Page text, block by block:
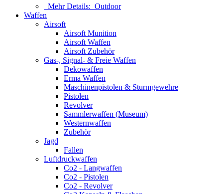
Mehr Details: Outdoor
Waffen
Airsoft
Airsoft Munition
Airsoft Waffen
Airsoft Zubehör
Gas-, Signal- & Freie Waffen
Dekowaffen
Erma Waffen
Maschinenpistolen & Sturmgewehre
Pistolen
Revolver
Sammlerwaffen (Museum)
Westernwaffen
Zubehör
Jagd
Fallen
Luftdruckwaffen
Co2 - Langwaffen
Co2 - Pistolen
Co2 - Revolver